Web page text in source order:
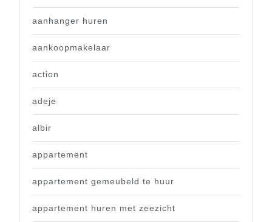
aanhanger huren
aankoopmakelaar
action
adeje
albir
appartement
appartement gemeubeld te huur
appartement huren met zeezicht